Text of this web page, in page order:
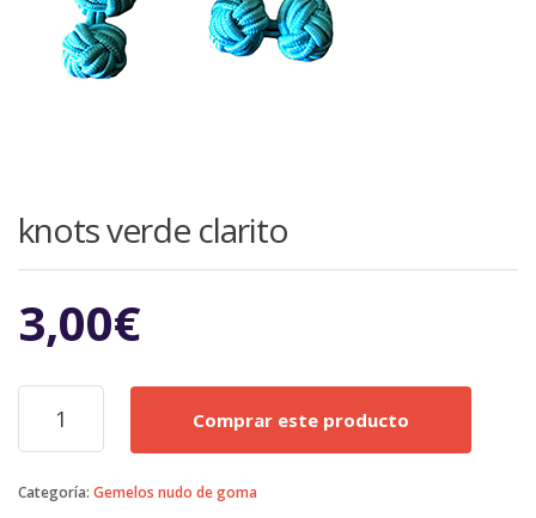
knots verde clarito
3,00€
knots
verde
clarito
Comprar este producto
Categoría: Gemelos nudo de goma